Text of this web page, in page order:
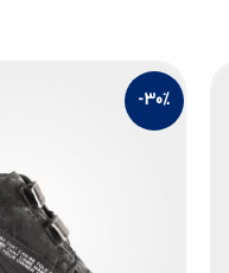
-30%